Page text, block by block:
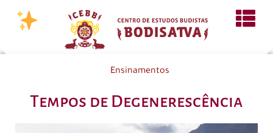
Ensinamentos
Tempos de Degenerescência